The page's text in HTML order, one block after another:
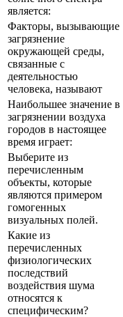
является:
Факторы, вызывающие
загрязнение
окружающей среды,
связанные с
деятельностью
человека, называют
Наибольшее значение в
загрязнении воздуха
городов в настоящее
время играет:
Выберите из
перечисленным
объекты, которые
являются примером
гомогенных
визуальных полей.
Какие из
перечисленных
физиологических
последствий
воздействия шума
относятся к
специфическим?